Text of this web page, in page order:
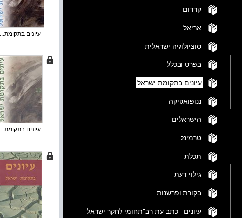
קרדום
אריאל
סוציולוגיה ישראלית
בפרט ובכלל
עיונים בתקומת ישראל
ננופואטיקה
הישראלים
טרמינל
תכלת
גילוי דעת
בקורת ופרשנות
עיונים : כתב עת רב־תחומי לחקר ישראל
עיונים בתקומת...
עיונים בתקומת...